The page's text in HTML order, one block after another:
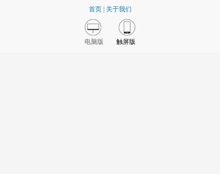
首页
关于我们
电脑版 触屏版